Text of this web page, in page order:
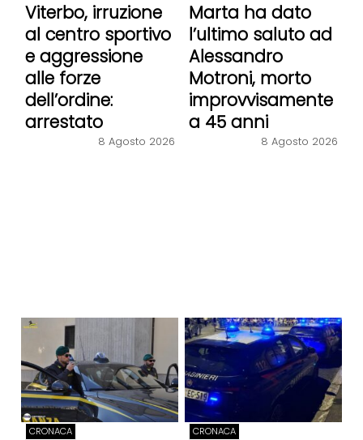
Viterbo, irruzione
al centro sportivo
e aggressione
alle forze
dell’ordine:
arrestato
8 Agosto 2026
Marta ha dato
l’ultimo saluto ad
Alessandro
Motroni, morto
improvvisamente
a 45 anni
8 Agosto 2026
CRONACA CRONACA